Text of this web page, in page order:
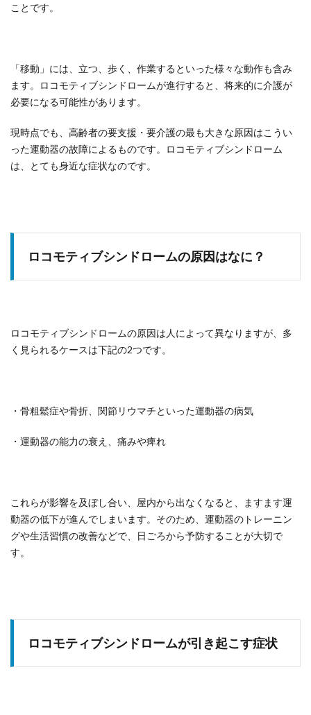
ことです。
「移動」には、立つ、歩く、作業するといった様々な動作も含み
ます。ロコモティブシンドロームが進行すると、将来的に介護が
必要になる可能性があります。
現時点でも、高齢者の要支援・要介護の最も大きな原因はこうい
った運動器の故障によるものです。ロコモティブシンドローム
は、とても身近な症状なのです。
ロコモティブシンドロームの原因はなに？
ロコモティブシンドロームの原因は人によって異なりますが、多
く見られるケースは下記の2つです。
・骨粗鬆症や骨折、関節リウマチといった運動器の病気
・運動器の能力の衰え、痛みや痺れ
これらが影響を及ぼし合い、屋内から出なくなると、ますます運
動器の低下が進んでしまいます。そのため、運動器のトレーニン
グや生活習慣の改善などで、日ごろから予防することが大切で
す。
ロコモティブシンドロームが引き起こす症状